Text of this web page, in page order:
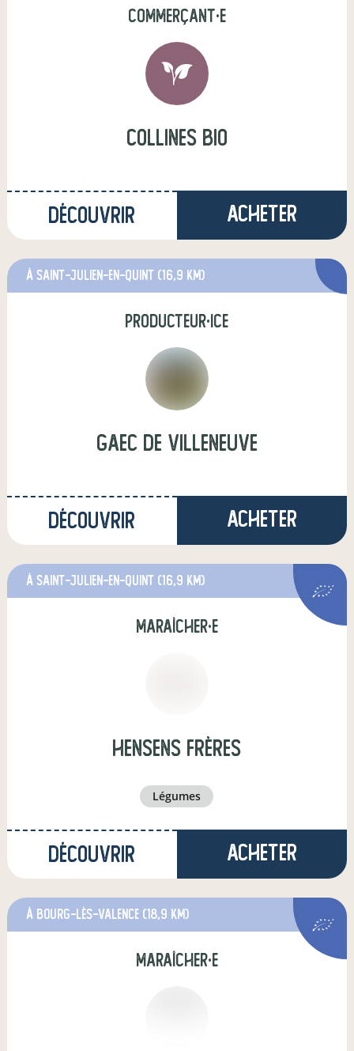
commerçant·e
collines bio
Découvrir Acheter
à Saint-Julien-en-Quint (16,9 km)
producteur·ice
GAEC de Villeneuve
Découvrir Acheter
à Saint-Julien-en-Quint (16,9 km)
maraîcher·e
Hensens Frères
légumes
Découvrir Acheter
à Bourg-lès-Valence (18,9 km)
maraîcher·e